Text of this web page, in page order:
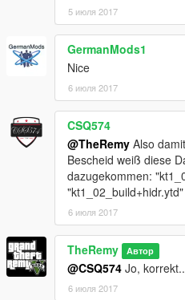
5 июля 2017
GermanMods1
Nice
6 июля 2017
CSQ574
@TheRemy Also
Bescheid weiß diese
dazugekommen:
6 июля 2017
TheRemy Автор
@CSQ574 Jo, korrekt..
6 июля 2017